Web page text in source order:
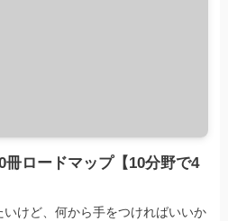
冊ロードマップ【10分野で4
けど、何から手をつければいいか